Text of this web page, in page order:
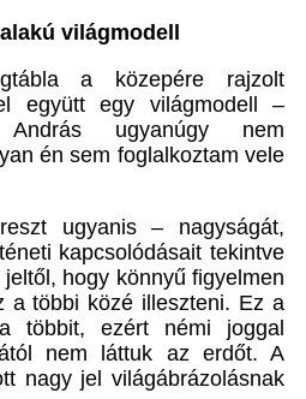
világmodell
a közepére rajzolt
együtt egy világmodell –
ugyanúgy nem
én sem foglalkoztam vele
ugyanis – nagyságát,
kapcsolódásait tekintve
hogy könnyű figyelmen
a többi közé illeszteni. Ez a
többit, ezért némi joggal
nem láttuk az erdőt. A
nagy jel világábrázolásnak